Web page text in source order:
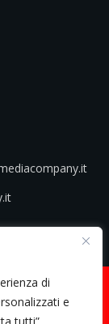
di
e